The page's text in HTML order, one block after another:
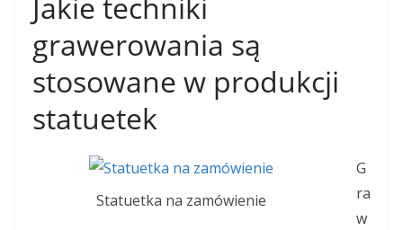
Jakie techniki
grawerowania są
stosowane w produkcji
statuetek
Statuetka na zamówienie
G
ra
w